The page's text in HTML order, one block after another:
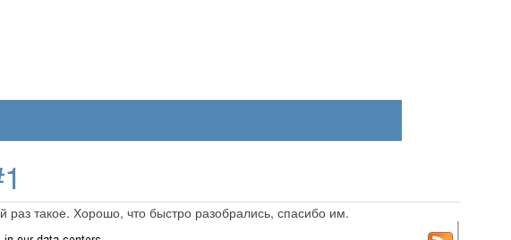
такое. Хорошо, что быстро разобрались, спасибо им.